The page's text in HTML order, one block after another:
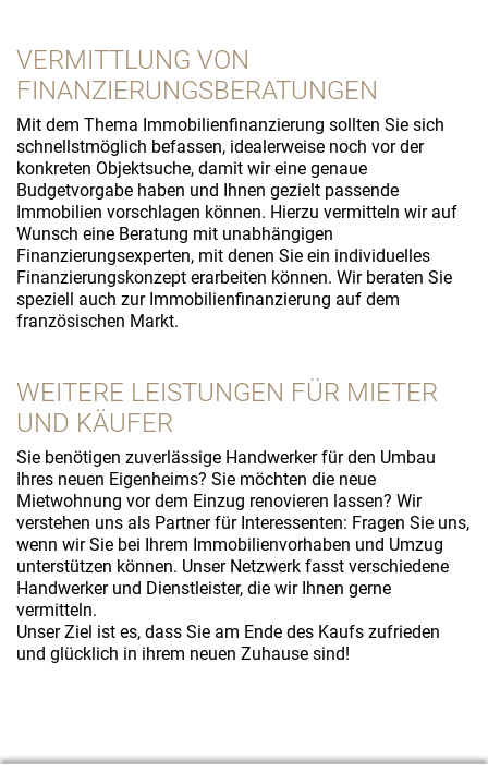
VERMITTLUNG VON
FINANZIERUNGSBERATUNGEN
Mit dem Thema Immobilienfinanzierung sollten Sie sich
schnellstmöglich befassen, idealerweise noch vor der
konkreten Objektsuche, damit wir eine genaue
Budgetvorgabe haben und Ihnen gezielt passende
Immobilien vorschlagen können. Hierzu vermitteln wir auf
Wunsch eine Beratung mit unabhängigen
Finanzierungsexperten, mit denen Sie ein individuelles
Finanzierungskonzept erarbeiten können. Wir beraten Sie
speziell auch zur Immobilienfinanzierung auf dem
französischen Markt.
WEITERE LEISTUNGEN FÜR MIETER
UND KÄUFER
Sie benötigen zuverlässige Handwerker für den Umbau
Ihres neuen Eigenheims? Sie möchten die neue
Mietwohnung vor dem Einzug renovieren lassen? Wir
verstehen uns als Partner für Interessenten: Fragen Sie uns,
wenn wir Sie bei Ihrem Immobilienvorhaben und Umzug
unterstützen können. Unser Netzwerk fasst verschiedene
Handwerker und Dienstleister, die wir Ihnen gerne
vermitteln.
Unser Ziel ist es, dass Sie am Ende des Kaufs zufrieden
und glücklich in ihrem neuen Zuhause sind!